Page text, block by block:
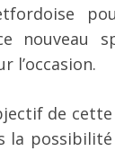
nouveau
l’occasion.
de
la